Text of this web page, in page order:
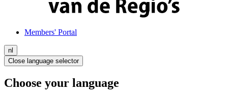
Members' Portal
nl
Close language selector
Choose your language